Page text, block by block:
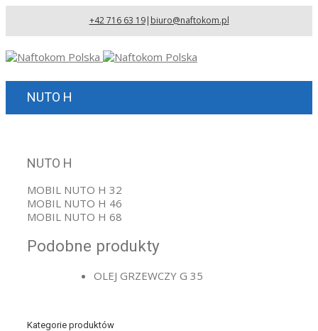
+42 716 63 19| biuro@naftokom.pl
NUTO H
NUTO H
MOBIL NUTO H 32
MOBIL NUTO H 46
MOBIL NUTO H 68
Podobne produkty
OLEJ GRZEWCZY G 35
Kategorie produktów